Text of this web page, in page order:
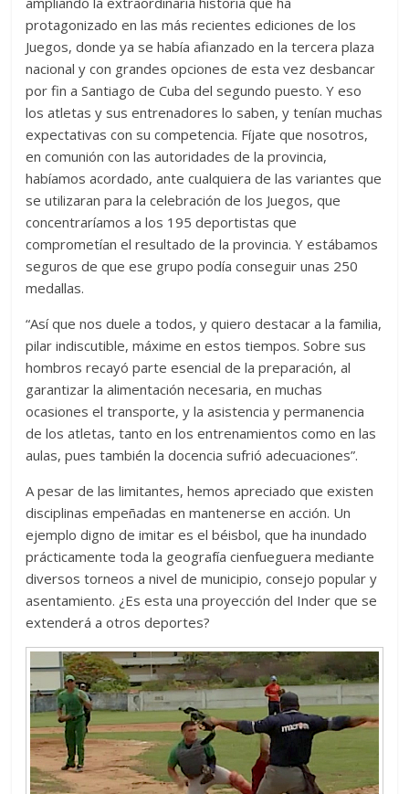
protagonizado en las más recientes ediciones de los
Juegos, donde ya se había afianzado en la tercera plaza
nacional y con grandes opciones de esta vez desbancar
por fin a Santiago de Cuba del segundo puesto. Y eso
los atletas y sus entrenadores lo saben, y tenían muchas
expectativas con su competencia. Fíjate que nosotros,
en comunión con las autoridades de la provincia,
habíamos acordado, ante cualquiera de las variantes que
se utilizaran para la celebración de los Juegos, que
concentraríamos a los 195 deportistas que
comprometían el resultado de la provincia. Y estábamos
seguros de que ese grupo podía conseguir unas 250
medallas.
“Así que nos duele a todos, y quiero destacar a la familia,
pilar indiscutible, máxime en estos tiempos. Sobre sus
hombros recayó parte esencial de la preparación, al
garantizar la alimentación necesaria, en muchas
ocasiones el transporte, y la asistencia y permanencia
de los atletas, tanto en los entrenamientos como en las
aulas, pues también la docencia sufrió adecuaciones”.
A pesar de las limitantes, hemos apreciado que existen
disciplinas empeñadas en mantenerse en acción. Un
ejemplo digno de imitar es el béisbol, que ha inundado
prácticamente toda la geografía cienfueguera mediante
diversos torneos a nivel de municipio, consejo popular y
asentamiento. ¿Es esta una proyección del Inder que se
extenderá a otros deportes?